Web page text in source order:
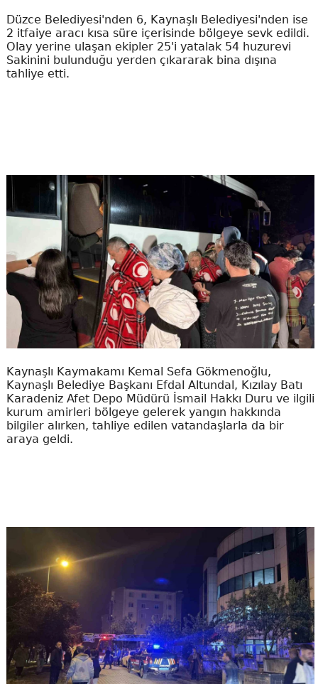
Düzce Belediyesi'nden 6, Kaynaşlı Belediyesi'nden ise
2 itfaiye aracı kısa süre içerisinde bölgeye sevk edildi.
Olay yerine ulaşan ekipler 25'i yatalak 54 huzurevi
Sakinini bulunduğu yerden çıkararak bina dışına
tahliye etti.
Kaynaşlı Kaymakamı Kemal Sefa Gökmenoğlu,
Kaynaşlı Belediye Başkanı Efdal Altundal, Kızılay Batı
Karadeniz Afet Depo Müdürü İsmail Hakkı Duru ve ilgili
kurum amirleri bölgeye gelerek yangın hakkında
bilgiler alırken, tahliye edilen vatandaşlarla da bir
araya geldi.